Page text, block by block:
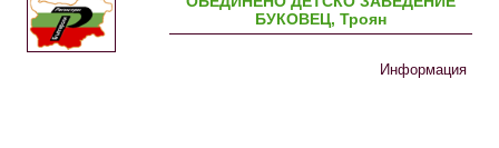
БУКОВЕЦ, Троян
Информация